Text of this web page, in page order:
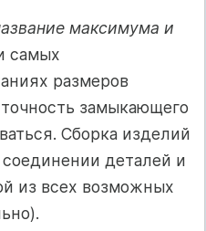
максимума и
самых
размеров
замыкающего
Сборка изделий
деталей и
из всех возможных